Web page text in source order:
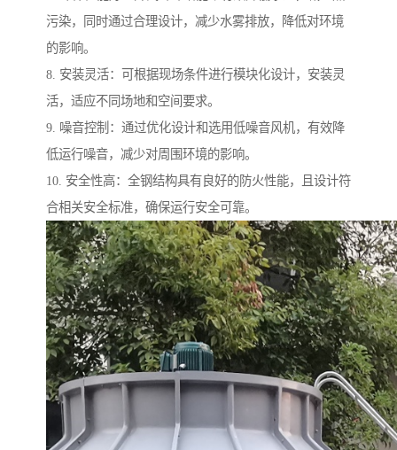
污染，同时通过合理设计，减少水雾排放，降低对环境
的影响。
8. 安装灵活：可根据现场条件进行模块化设计，安装灵
活，适应不同场地和空间要求。
9. 噪音控制：通过优化设计和选用低噪音风机，有效降
低运行噪音，减少对周围环境的影响。
10. 安全性高：全钢结构具有良好的防火性能，且设计符
合相关安全标准，确保运行安全可靠。